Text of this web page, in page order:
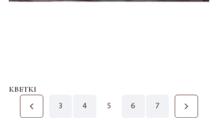
КВЕТКІ
3 4 5 6 7